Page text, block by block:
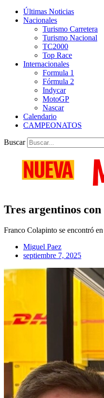
Últimas Noticias
Nacionales
Turismo Carretera
Turismo Nacional
TC2000
Top Race
Internacionales
Formula 1
Fórmula 2
Indycar
MotoGP
Nascar
Calendario
CAMPEONATOS
Buscar
Tres argentinos
Franco Colapinto se encontró
Miguel Paez
septiembre 7, 2025